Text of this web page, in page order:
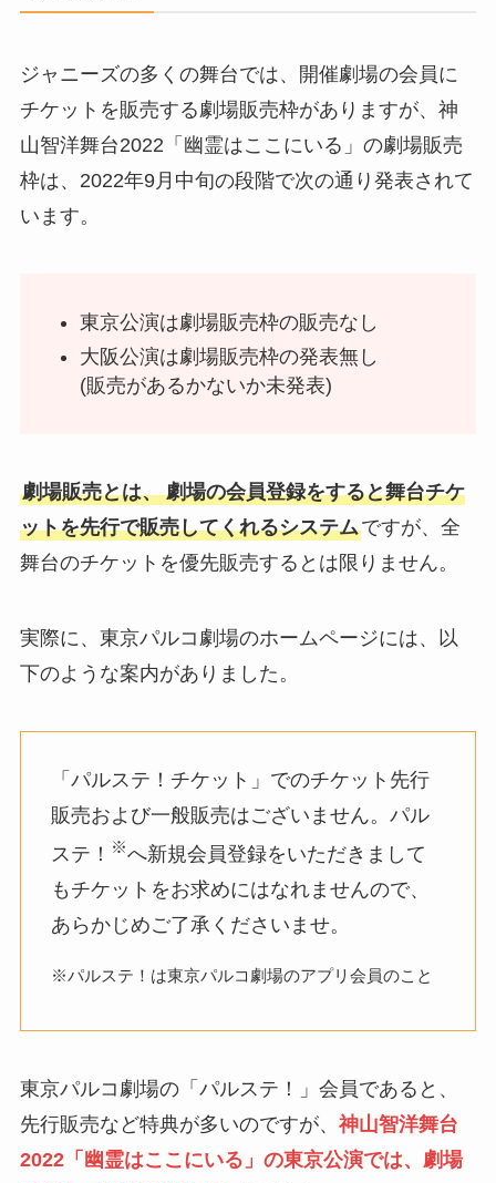
ジャニーズの多くの舞台では、開催劇場の会員に
チケットを販売する劇場販売枠がありますが、神
山智洋舞台2022「幽霊はここにいる」の劇場販売
枠は、2022年9月中旬の段階で次の通り発表されて
います。
東京公演は劇場販売枠の販売なし
大阪公演は劇場販売枠の発表無し
(販売があるかないか未発表)
劇場販売とは、 劇場の会員登録をすると舞台チケ
ットを先行で販売してくれるシステムですが、全
舞台のチケットを優先販売するとは限りません。
実際に、東京パルコ劇場のホームページには、以
下のような案内がありました。
「パルステ！チケット」でのチケット先行
販売および一般販売はございません。パル
ステ！ ※へ新規会員登録をいただきまして
もチケットをお求めにはなれませんので、
あらかじめご了承くださいませ。
※パルステ！は東京パルコ劇場のアプリ会員のこと
東京パルコ劇場の「パルステ！」会員であると、
先行販売など特典が多いのですが、 神山智洋舞台
2022「幽霊はここにいる」の東京公演では、劇場